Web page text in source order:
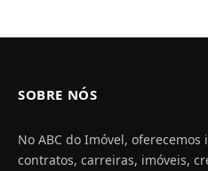
SOBRE NÓS
No ABC do Imóvel,
contratos, carreiras, imóveis,